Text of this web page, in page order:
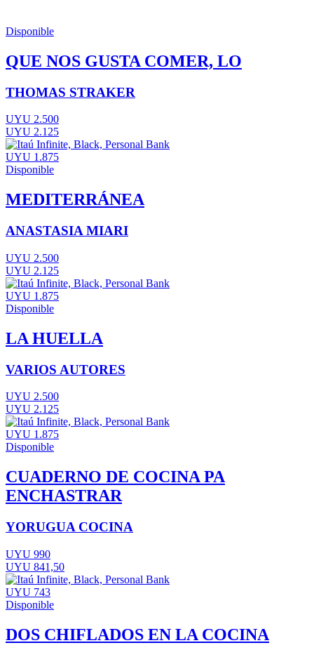
Disponible
QUE NOS GUSTA COMER, LO
THOMAS STRAKER
UYU 2.500
UYU 2.125
UYU 1.875
Disponible
MEDITERRÁNEA
ANASTASIA MIARI
UYU 2.500
UYU 2.125
UYU 1.875
Disponible
LA HUELLA
VARIOS AUTORES
UYU 2.500
UYU 2.125
UYU 1.875
Disponible
CUADERNO DE COCINA PA
ENCHASTRAR
YORUGUA COCINA
UYU 990
UYU 841,50
UYU 743
Disponible
DOS CHIFLADOS EN LA COCINA